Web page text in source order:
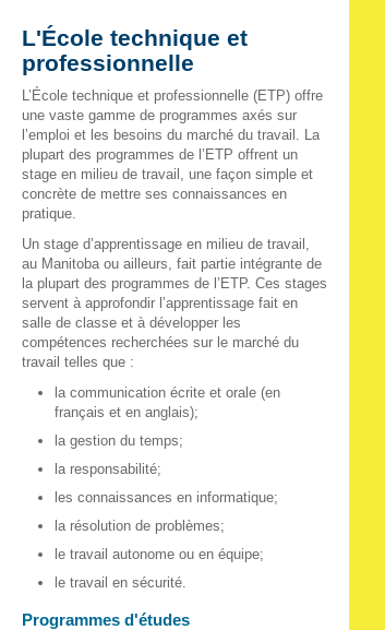
L'École technique et
professionnelle
L’École technique et professionnelle (ETP) offre
une vaste gamme de programmes axés sur
l’emploi et les besoins du marché du travail. La
plupart des programmes de l’ETP offrent un
stage en milieu de travail, une façon simple et
concrète de mettre ses connaissances en
pratique.
Un stage d’apprentissage en milieu de travail,
au Manitoba ou ailleurs, fait partie intégrante de
la plupart des programmes de l’ETP. Ces stages
servent à approfondir l’apprentissage fait en
salle de classe et à développer les
compétences recherchées sur le marché du
travail telles que :
la communication écrite et orale (en
français et en anglais);
la gestion du temps;
la responsabilité;
les connaissances en informatique;
la résolution de problèmes;
le travail autonome ou en équipe;
le travail en sécurité.
Programmes d'études